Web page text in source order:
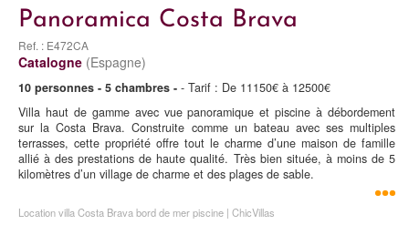
Panoramica Costa Brava
Ref. : E472CA
Catalogne (Espagne)
10 personnes - 5 chambres - - Tarif : De 11150€ à 12500€
Villa haut de gamme avec vue panoramique et piscine à débordement
sur la Costa Brava. Construite comme un bateau avec ses multiples
terrasses, cette propriété offre tout le charme d’une maison de famille
allié à des prestations de haute qualité. Très bien située, à moins de 5
kilomètres d’un village de charme et des plages de sable.
Location villa Costa Brava bord de mer piscine | ChicVillas